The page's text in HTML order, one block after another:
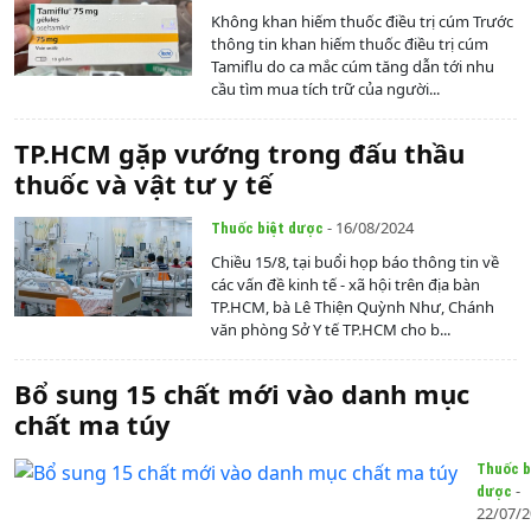
Không khan hiếm thuốc điều trị cúm Trước
thông tin khan hiếm thuốc điều trị cúm
Tamiflu do ca mắc cúm tăng dẫn tới nhu
cầu tìm mua tích trữ của người...
TP.HCM gặp vướng trong đấu thầu
thuốc và vật tư y tế
Thuốc biệt dược - 16/08/2024
Chiều 15/8, tại buổi họp báo thông tin về
các vấn đề kinh tế - xã hội trên địa bàn
TP.HCM, bà Lê Thiện Quỳnh Như, Chánh
văn phòng Sở Y tế TP.HCM cho b...
Bổ sung 15 chất mới vào danh mục
chất ma túy
Thuốc
dược -
22/07/